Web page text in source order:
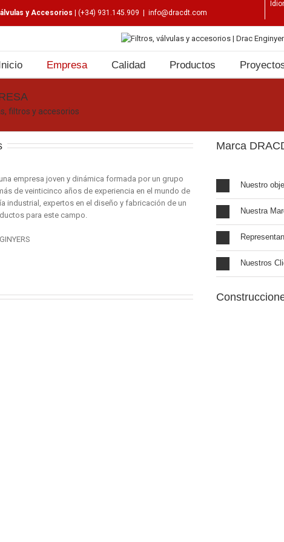
y Accesorios | (+34) 931.145.909 info@dracdt.com
Empresa Calidad Productos
filtros y accesorios
empresa joven y dinámica formada por un grupo
de veinticinco años de experiencia en el mundo de
industrial, expertos en el diseño y fabricación de un
para este campo.
Marca
Nuestro
Nuestra
Nuestros